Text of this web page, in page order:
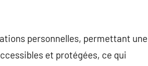
personnelles, permettant une
et protégées, ce qui